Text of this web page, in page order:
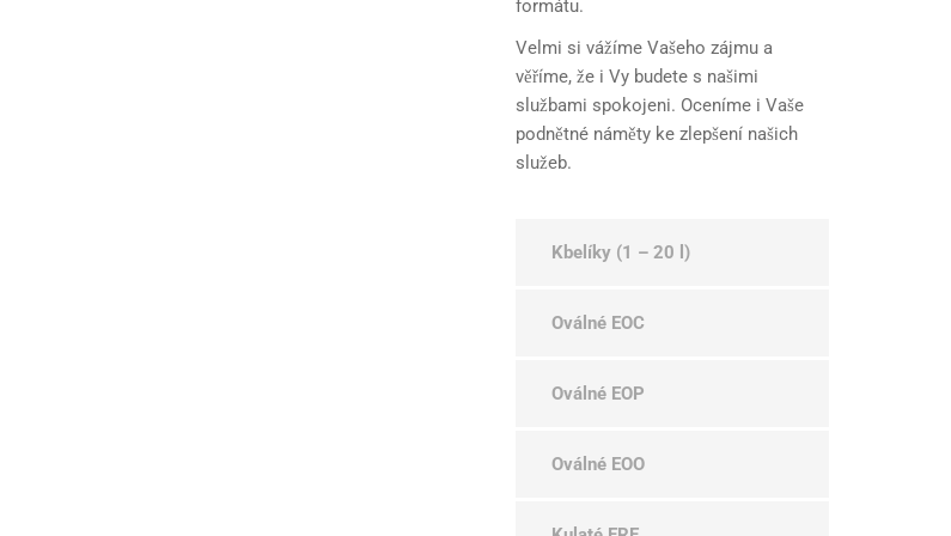
formátu.
Velmi si vážíme Vašeho zájmu a
věříme, že i Vy budete s našimi
službami spokojeni. Oceníme i Vaše
podnětné náměty ke zlepšení našich
služeb.
Kbelíky (1 – 20 l)
Oválné EOC
Oválné EOP
Oválné EOO